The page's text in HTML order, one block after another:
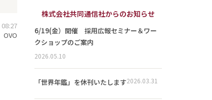
OVO
株式会社共同通信社からのお知らせ
6/19(金）開催 採用広報セミナー＆ワー
クショップのご案内
2026.05.10
「世界年鑑」を休刊いたします2026.03.31